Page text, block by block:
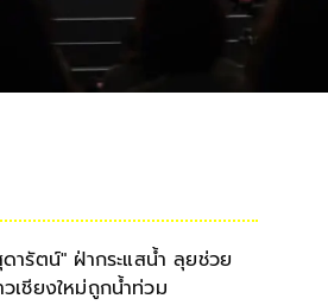
ารัตน์" ฝ่ากระแสน้ำ ลุยช่วย
วเชียงใหม่ถูกน้ำท่วม